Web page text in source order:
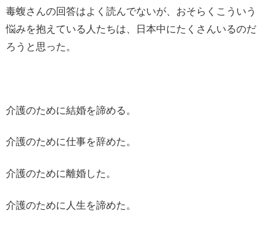
毒蝮さんの回答はよく読んでないが、おそらくこういう
悩みを抱えている人たちは、日本中にたくさんいるのだ
ろうと思った。
介護のために結婚を諦める。
介護のために仕事を辞めた。
介護のために離婚した。
介護のために人生を諦めた。